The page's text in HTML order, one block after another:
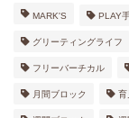
MARK'S PLAY
グリーティングライフ
フリーバーチカル
月間ブロック